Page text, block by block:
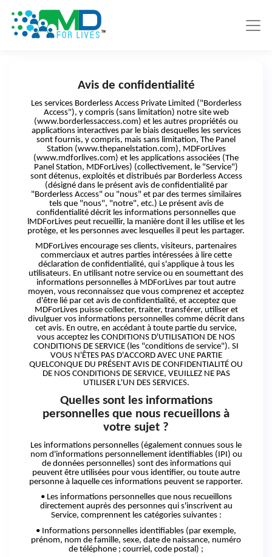
Avis de confidentialité
Les services Borderless Access Private Limited ("Borderless
Access"), y compris (sans limitation) notre site web
(www.borderlessaccess.com) et les autres propriétés ou
applications interactives par le biais desquelles les services
sont fournis, y compris, mais sans limitation, The Panel
Station (www.thepanelstation.com), MDForLives
(www.mdforlives.com) et les applications associées (The
Panel Station, MDForLives) (collectivement, le "Service")
sont détenus, exploités et distribués par Borderless Access
(désigné dans le présent avis de confidentialité par
"Borderless Access" ou "nous" et par des termes similaires
tels que "nous", "notre", etc.) Le présent avis de
confidentialité décrit les informations personnelles que
lMDForLives peut recueillir, la manière dont il les utilise et les
protège, et les personnes avec lesquelles il peut les partager.
MDForLives encourage ses clients, visiteurs, partenaires
commerciaux et autres parties intéressées à lire cette
déclaration de confidentialité, qui s'applique à tous les
utilisateurs. En utilisant notre service ou en soumettant des
informations personnelles à MDForLives par tout autre
moyen, vous reconnaissez que vous comprenez et acceptez
d'être lié par cet avis de confidentialité, et acceptez que
MDForLives puisse collecter, traiter, transférer, utiliser et
divulguer vos informations personnelles comme décrit dans
cet avis. En outre, en accédant à toute partie du service,
vous acceptez les CONDITIONS D'UTILISATION DE NOS
CONDITIONS DE SERVICE (les "conditions de service"). SI
VOUS N'ÊTES PAS D'ACCORD AVEC UNE PARTIE
QUELCONQUE DU PRÉSENT AVIS DE CONFIDENTIALITÉ OU
DE NOS CONDITIONS DE SERVICE, VEUILLEZ NE PAS
UTILISER L'UN DES SERVICES.
Quelles sont les informations
personnelles que nous recueillons à
votre sujet ?
Les informations personnelles (également connues sous le
nom d'informations personnellement identifiables (IPI) ou
de données personnelles) sont des informations qui
peuvent être utilisées pour vous identifier, ou toute autre
personne à laquelle ces informations peuvent se rapporter.
• Les informations personnelles que nous recueillons
directement auprès des personnes qui s'inscrivent au
Service, comprennent les catégories suivantes :
• Informations personnelles identifiables (par exemple,
prénom, nom de famille, sexe, date de naissance, numéro
de téléphone ; courriel, code postal) ;